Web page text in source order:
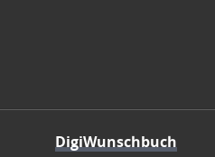
DigiWunschbuch